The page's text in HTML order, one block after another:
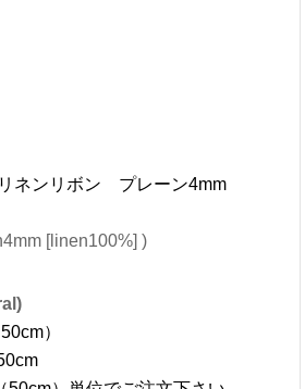
ネンリボン プレーン4mm
[linen100%] )
）